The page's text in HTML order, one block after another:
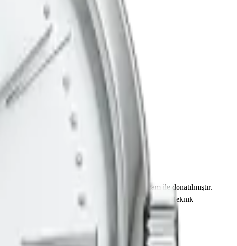
36.00 mm çapında tasarlanmış ve safir cam ile donatılmıştır.
olup çubuk / nokta indekslerle tamamlanmıştır. Teknik
bu model, koleksiyonerlerin ilgisini çekmektedir.